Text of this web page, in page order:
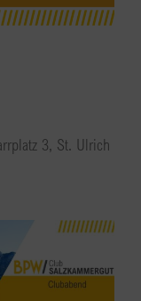
3, St. Ulrich